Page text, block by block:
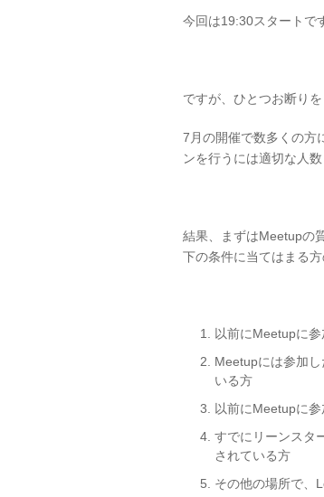
今回は19:30スタートで
ですが、ひとつお断り
7月の開催で数多くの方
ンを行うには適切な人
結果、まずはMeetupの
下の条件に当てはまる
以前にMeetupに
Meetupには参加
いる方
以前にMeetupに
すでにリーンスタ
されている方
その他の場所で、